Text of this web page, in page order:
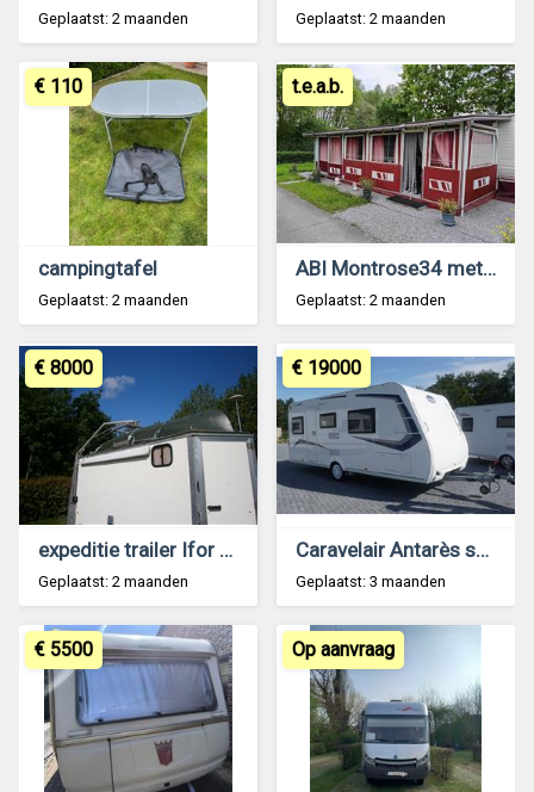
Geplaatst: 2 maanden Geplaatst: 2 maanden
campingtafel
Geplaatst: 2 maanden
€ 110
ABI Montrose34 met voortent
Geplaatst: 2 maanden
t.e.a.b.
expeditie trailer Ifor Williams BV125
Geplaatst: 2 maanden
€ 8000
Caravelair Antarès serie 470
Geplaatst: 3 maanden
€ 19000
€ 5500 Op aanvraag